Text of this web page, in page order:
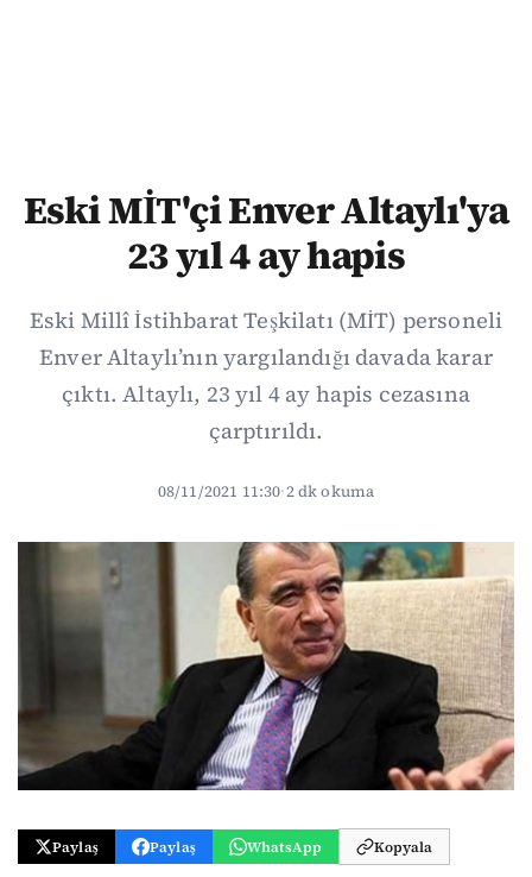
Eski MİT'çi Enver Altaylı'ya
23 yıl 4 ay hapis
Eski Millî İstihbarat Teşkilatı (MİT) personeli
Enver Altaylı’nın yargılandığı davada karar
çıktı. Altaylı, 23 yıl 4 ay hapis cezasına
çarptırıldı.
08/11/2021 11:30·2 dk okuma
Paylaş Paylaş WhatsApp Kopyala